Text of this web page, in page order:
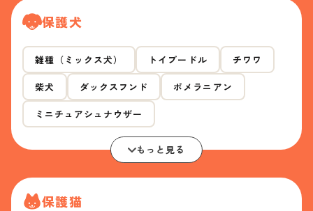
保護犬
雑種（ミックス犬） トイプードル チワワ
柴犬 ダックスフンド ポメラニアン
ミニチュアシュナウザー
もっと見る
保護猫